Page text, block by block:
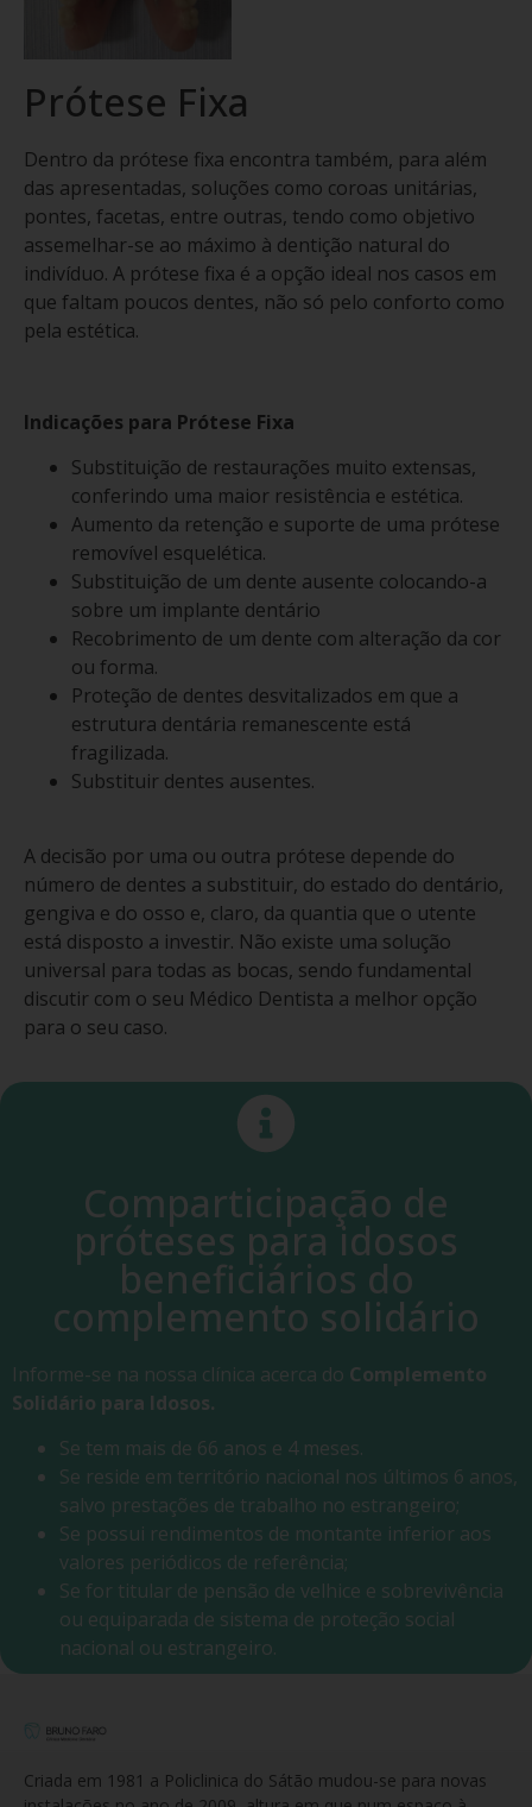
Prótese Fixa
Dentro da prótese fixa encontra também, para além
das apresentadas, soluções como coroas unitárias,
pontes, facetas, entre outras, tendo como objetivo
assemelhar-se ao máximo à dentição natural do
indivíduo. A prótese fixa é a opção ideal nos casos em
que faltam poucos dentes, não só pelo conforto como
pela estética.
Indicações para Prótese Fixa
Substituição de restaurações muito extensas,
conferindo uma maior resistência e estética.
Aumento da retenção e suporte de uma prótese
removível esquelética.
Substituição de um dente ausente colocando-a
sobre um implante dentário
Recobrimento de um dente com alteração da cor
ou forma.
Proteção de dentes desvitalizados em que a
estrutura dentária remanescente está
fragilizada.
Substituir dentes ausentes.
A decisão por uma ou outra prótese depende do
número de dentes a substituir, do estado do dentário,
gengiva e do osso e, claro, da quantia que o utente
está disposto a investir. Não existe uma solução
universal para todas as bocas, sendo fundamental
discutir com o seu Médico Dentista a melhor opção
para o seu caso.
Comparticipação de
próteses para idosos
beneficiários do
complemento solidário
Informe-se na nossa clínica acerca do Complemento
Solidário para Idosos.
Se tem mais de 66 anos e 4 meses.
Se reside em território nacional nos últimos 6 anos,
salvo prestações de trabalho no estrangeiro;
Se possui rendimentos de montante inferior aos
valores periódicos de referência;
Se for titular de pensão de velhice e sobrevivência
ou equiparada de sistema de proteção social
nacional ou estrangeiro.
Criada em 1981 a Policlinica do Sátão mudou-se para novas